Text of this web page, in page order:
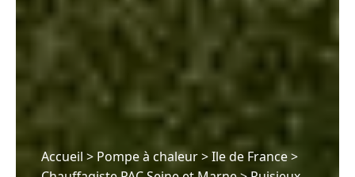
Accueil > Pompe à chaleur>Ile de France>